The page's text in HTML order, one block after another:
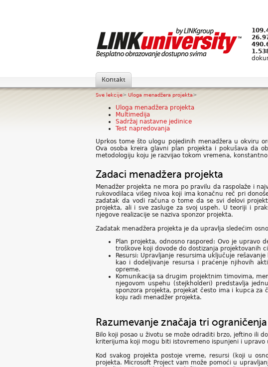
Kontakt
Sve lekcije> Uloga menadžera projekta>
Uloga menadžera projekta
Multimedija
Sadržaj nastavne jedinice
Test napredovanja
Uprkos tome što ulogu pojedinih menadžera u okviru
Ova osoba kreira glavni plan projekta i pokušava da
metodologiju koju je razvijao tokom vremena,
Zadaci menadžera projekta
Menadžer projekta ne mora po pravilu da raspolaže i
rukovodilaca višeg nivoa koji ima konačnu reč pri
zadatak da vodi računa o tome da se svi delovi
projekta, ali i sve zasluge za svoj uspeh. U teoriji i
njegove realizacije se naziva sponzor projekta.
Zadatak menadžera projekta je da upravlja sledećim
Plan projekta, odnosno raspored: Ovo je upravo
troškove koji dovode do dostizanja projektovanih
Resursi: Upravljanje resursima uključuje
kao i dodeljivanje resursa i praćenje njihovih
opreme.
Komunikacija sa drugim projektnim timovima,
njegovom uspehu (stejkholderi) predstavlja
sponzora projekta, projekat često ima i kupca za
koju radi menadžer projekta.
Razumevanje značaja tri
Bilo koji posao u životu se može odraditi brzo, jeftino ili
kriterijuma koji mogu biti istovremeno ispunjeni i
Kod svakog projekta postoje vreme, resursi (koji u
projekta. Microsoft Project vam može pomoći u